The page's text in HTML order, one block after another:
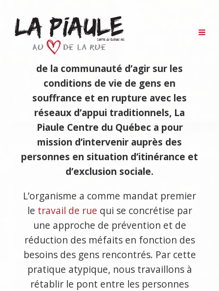
Notre mission
Né de la préoccupation des membres
de la communauté d’agir sur les
conditions de vie de gens en
souffrance et en rupture avec les
réseaux d’appui traditionnels, La
Piaule Centre du Québec a pour
mission d’intervenir auprès des
personnes en situation d’itinérance et
d’exclusion sociale.
L’organisme a comme mandat premier
le travail de rue qui se concrétise par
une approche de prévention et de
réduction des méfaits en fonction des
besoins des gens rencontrés. Par cette
pratique atypique, nous travaillons à
rétablir le pont entre les personnes